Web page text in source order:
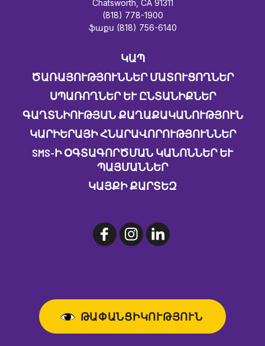
Chatsworth, CA 91311
(818) 778-1900
ֆաքս (818) 756-6140
ԿԱՊ
ԾԱՌԱՅՈՒԹՅՈՒՆՆԵՐ ՄԱՏՈՒՑՈՂՆԵՐ
ՍՊԱՌՈՂՆԵՐ ԵՒ ԸՆՏԱՆԻՔՆԵՐ
ԳԱՂՏՆԻՈՒԹՅԱՆ ՔԱՂԱՔԱԿԱՆՈՒԹՅՈՒՆ
ԿԱՐԻԵՐԱՅԻ ՀՆԱՐԱՎՈՐՈՒԹՅՈՒՆՆԵՐ
SMS-Ի ՕԳՏԱԳՈՐԾՄԱՆ ԿԱՆՈՆՆԵՐ ԵՒ Պ
ԱՅՄԱՆՆԵՐ
ԿԱՅՔԻ ՔԱՐՏԵԶ
ԹԱՓԱՆՑԻԿՈՒԹՅՈՒՆ